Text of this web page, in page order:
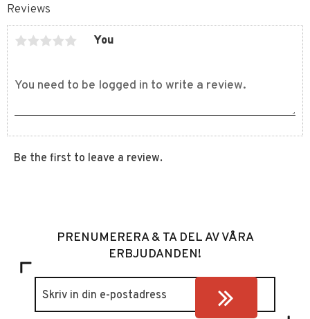
Reviews
You
Be the first to leave a review.
PRENUMERERA & TA DEL AV VÅRA
ERBJUDANDEN!